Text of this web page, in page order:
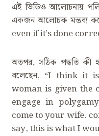
এই ভিডিও আলোচনায়
একজন আলোচক মন্তব্য
even if it’s done
অতপর, সঠিক পদ্ধতি
বলেছেন, ‍“I think it
woman is given the
engage in
come to your wife.
say, this is what I